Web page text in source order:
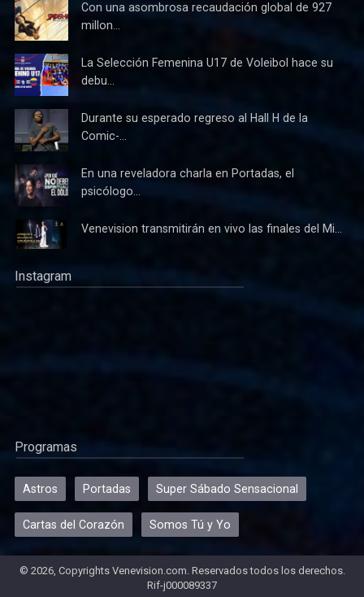
Con una asombrosa recaudación global de 927
millon...
La Selección Femenina U17 de Voleibol hace su
debu...
Durante su esperado regreso al Hall H de la
Comic-...
En una reveladora charla en Portadas, el
psicólogo...
Venevision transmitirán en vivo las finales del Mi...
Instagram
Programas
Astros Portadas Super Sábado Sensacional
Cartas del Corazón Somos Tú y Yo
© 2026, Copyrights Venevision.com. Reservados todos los derechos.
Rif-j000089337